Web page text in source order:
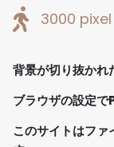
3000 pixel
背景が切り抜かれ
ブラウザの設定
このサイトはファ